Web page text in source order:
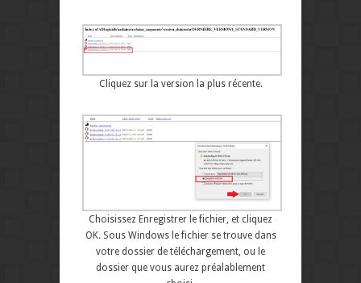
Cliquez sur la version la plus récente.
Choisissez Enregistrer le fichier, et cliquez
OK. Sous Windows le fichier se trouve dans
votre dossier de téléchargement, ou le
dossier que vous aurez préalablement